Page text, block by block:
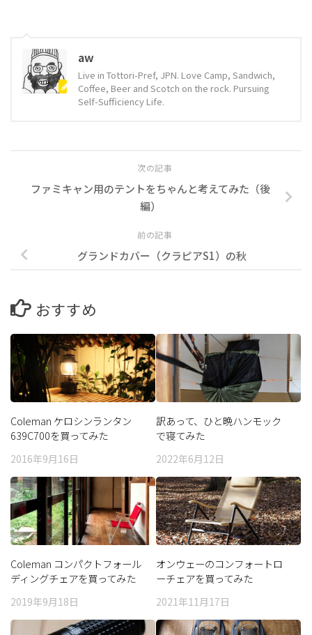
aw
Live in Tottori-Pref, JPN. Love Camp, Sandwich,
Coffee, Beer and Scotch on the rock. Pursuing
Self-Sufficiency Life.
次の記事
ファミキャン用のテントをちゃんと考えてみた（後
編）
前の記事
グランドカバー（クラピアS1）の秋
おすすめ
Coleman ケロシンランタン
639C700を買ってみた
2016年9月16日
訳あって、ひと晩ハンモック
で寝てみた
2022年6月12日
Coleman コンパクトフォール
ディングチェアを買ってみた
2019年9月18日
オンウェーのコンフォートロ
ーチェアを買ってみた
2021年11月17日